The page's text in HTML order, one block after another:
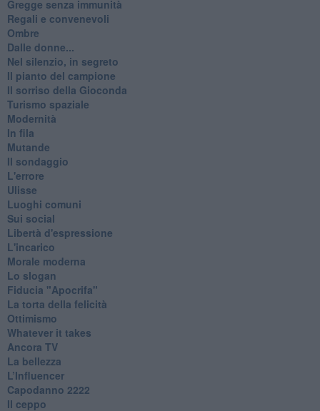
Gregge senza immunità
Regali e convenevoli
Ombre
Dalle donne...
Nel silenzio, in segreto
Il pianto del campione
Il sorriso della Gioconda
Turismo spaziale
Modernità
In fila
Mutande
Il sondaggio
L'errore
Ulisse
Luoghi comuni
Sui social
Libertà d'espressione
L'incarico
Morale moderna
Lo slogan
Fiducia "Apocrifa"
La torta della felicità
Ottimismo
Whatever it takes
Ancora TV
La bellezza
L’Influencer
​Capodanno 2222
Il ceppo